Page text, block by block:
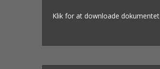
Klik for at downloade dokumentet